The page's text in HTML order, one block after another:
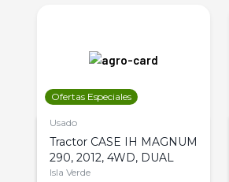
Ofertas Especiales
Usado
Tractor CASE IH MAGNUM
290, 2012, 4WD, DUAL
Isla Verde